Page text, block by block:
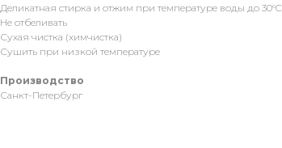
Деликатная стирка и отжим при температуре воды до 30°C
Не отбеливать
Сухая чистка (химчистка)
Сушить при низкой температуре
Производство
Санкт-Петербург